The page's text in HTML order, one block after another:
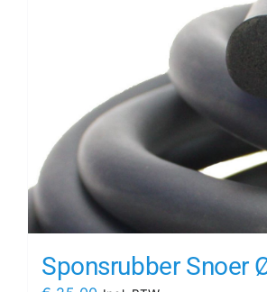
Sponsrubber Snoer